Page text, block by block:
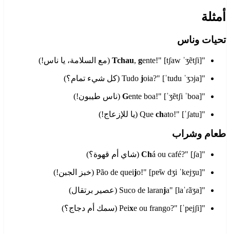
أمثلة
تحيات وناس
"
Tchau, gente!" [tʃaw ˈʒẽtʃi] (مع السلامة، يا ناس!)
"Tudo
joia?" [ˈtudu ˈʒɔja] (كل شيء تمام؟)
"
Gente boa!" [ˈʒẽtʃi ˈboa] (ناس طيبون!)
"Que
chato!" [ˈʃatu] (يا للإزعاج!)
طعام وشراب
"
Chá ou café?" [ʃa] (شاي أم قهوة؟)
"Pão de quei
jo!" [pɐ̃w dʒi ˈkejʒu] (خبز الجبن!)
"Suco de laran
ja" [laˈɾãʒa] (عصير برتقال)
"Pei
xe ou frango?" [ˈpejʃi] (سمك أم دجاج؟)